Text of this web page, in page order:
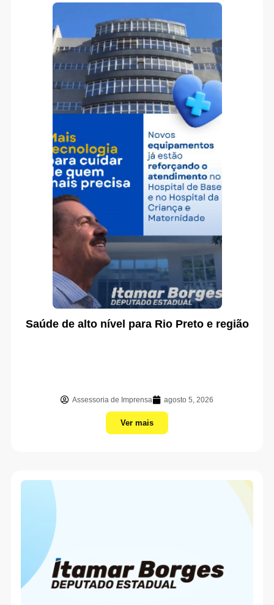
Saúde de alto nível para Rio Preto e região
Assessoria de Imprensa agosto 5, 2026
Ver mais